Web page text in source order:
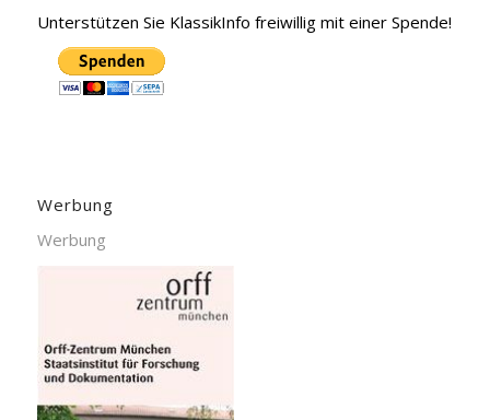
Unterstützen Sie KlassikInfo freiwillig mit einer Spende!
Werbung
Werbung